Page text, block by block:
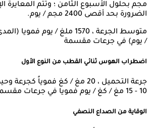
مجم بحلول الأسبوع الثامن ؛ وتتم
الضرورة بحد أقصى 2400 مجم / يوم.
/ يوم) في جرعات مقسمة
اضطراب الهوس ثنائي القطب من النوع الأول
جرعة التحميل ، 20 مغ / كغ فموياً
10 - 15 مغ / كغ / يوم فمويا في جرعات مقسمة
الوقاية من الصداع النصفي